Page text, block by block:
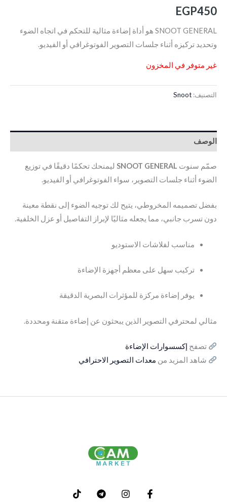
EGP450
SNOOT GENERAL هو أداة إضاءة مثالية للتحكم في اتجاه الضوء
وتحديد تركيزه أثناء جلسات التصوير الفوتوغرافي أو الفيديو.
غير متوفر في المخزون
التصنيف: Snoot
الوصف
صمّم سنوت SNOOT GENERAL ليمنحك تحكمًا دقيقًا في توزيع
الضوء أثناء جلسات التصوير، سواء الفوتوغرافي أو الفيديو.
بفضل تصميمه المخروطي، يتيح لك توجيه الضوء إلى نقطة معينة
دون تسرب جانبي، مما يجعله مثاليًا لإبراز التفاصيل أو عزل الخلفية.
مناسب لفلاشات الاستوديو
تركيب سهل على معظم أجهزة الإضاءة
يوفر إضاءة مركزة للمؤثرات البصرية الدقيقة
مثالي لمحترفي التصوير الذين يبحثون عن إضاءة متقنة ومحددة.
تصفح إكسسوارات الإضاءة
شاهد المزيد من معدات التصوير الاحترافي